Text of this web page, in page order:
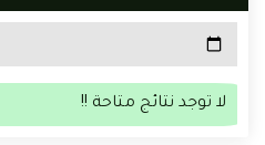
لا توجد نتائج متاحة !!